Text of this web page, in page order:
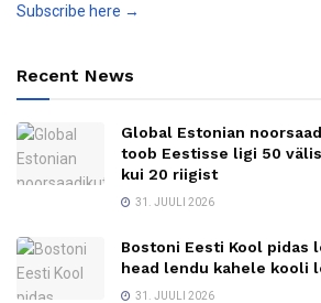
Subscribe here →
Recent News
Global Estonian
toob Eestisse ligi 50
kui 20 riigist
31. JUULI 2026
Bostoni Eesti Kool pidas
head lendu kahele kooli
31. JUULI 2026